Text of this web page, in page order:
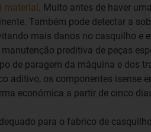
material. Muito antes de haver
Também pode detectar a
mais danos no casquilho e
preditiva de peças
de paragem da máquina e dos
aditivo, os componentes isense
económica a partir de cinco
para o fabrico de